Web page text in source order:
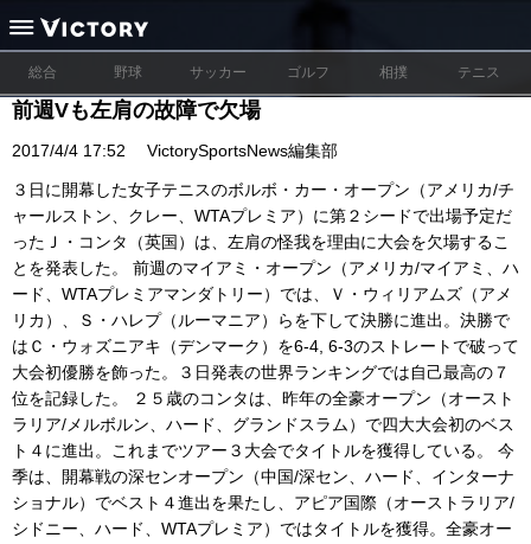
総合 野球 サッカー ゴルフ 相撲 テニス
前週Vも左肩の故障で欠場
2017/4/4 17:52 VictorySportsNews編集部
３日に開幕した女子テニスのボルボ・カー・オープン（アメリカ/チ
ャールストン、クレー、WTAプレミア）に第２シードで出場予定だ
ったＪ・コンタ（英国）は、左肩の怪我を理由に大会を欠場するこ
とを発表した。 前週のマイアミ・オープン（アメリカ/マイアミ、ハ
ード、WTAプレミアマンダトリー）では、Ｖ・ウィリアムズ（アメ
リカ）、Ｓ・ハレプ（ルーマニア）らを下して決勝に進出。決勝で
はＣ・ウォズニアキ（デンマーク）を6-4, 6-3のストレートで破って
大会初優勝を飾った。３日発表の世界ランキングでは自己最高の７
位を記録した。 ２５歳のコンタは、昨年の全豪オープン（オースト
ラリア/メルボルン、ハード、グランドスラム）で四大大会初のベス
ト４に進出。これまでツアー３大会でタイトルを獲得している。 今
季は、開幕戦の深センオープン（中国/深セン、ハード、インターナ
ショナル）でベスト４進出を果たし、アピア国際（オーストラリア/
シドニー、ハード、WTAプレミア）ではタイトルを獲得。全豪オー